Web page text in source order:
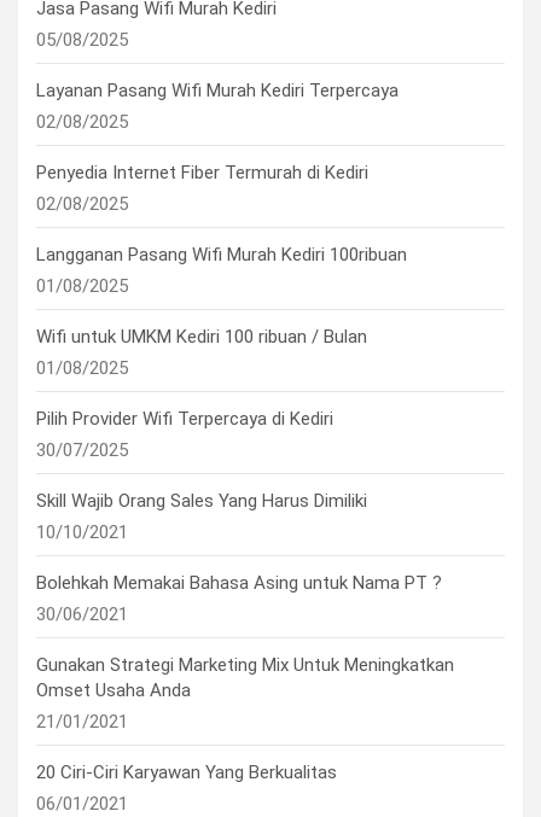
Jasa Pasang Wifi Murah Kediri
05/08/2025
Layanan Pasang Wifi Murah Kediri Terpercaya
02/08/2025
Penyedia Internet Fiber Termurah di Kediri
02/08/2025
Langganan Pasang Wifi Murah Kediri 100ribuan
01/08/2025
Wifi untuk UMKM Kediri 100 ribuan / Bulan
01/08/2025
Pilih Provider Wifi Terpercaya di Kediri
30/07/2025
Skill Wajib Orang Sales Yang Harus Dimiliki
10/10/2021
Bolehkah Memakai Bahasa Asing untuk Nama PT ?
30/06/2021
Gunakan Strategi Marketing Mix Untuk Meningkatkan
Omset Usaha Anda
21/01/2021
20 Ciri-Ciri Karyawan Yang Berkualitas
06/01/2021